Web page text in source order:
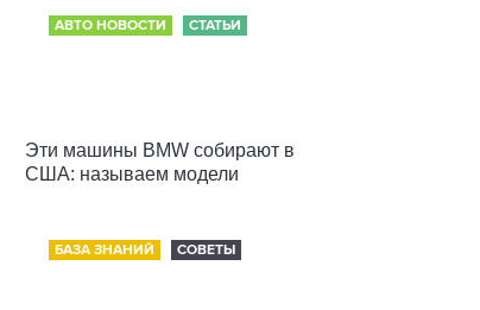
АВТО НОВОСТИ СТАТЬИ
Эти машины BMW собирают в
США: называем модели
БАЗА ЗНАНИЙ СОВЕТЫ